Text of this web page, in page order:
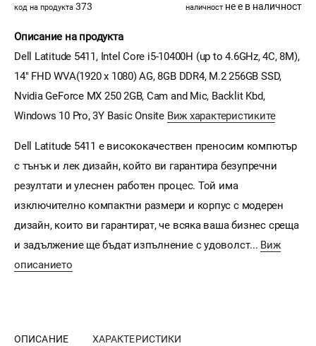
код на продукта 373 наличност не е в наличност
Описание на продукта
Dell Latitude 5411, Intel Core i5-10400H (up to 4.6GHz, 4C, 8M),
14" FHD WVA(1920 x 1080) AG, 8GB DDR4, M.2 256GB SSD,
Nvidia GeForce MX 250 2GB, Cam and Mic, Backlit Kbd,
Windows 10 Pro, 3Y Basic Onsite Виж характеристиките
Dell Latitude 5411 e висококачествен преносим компютър
с тънък и лек дизайн, който ви гарантира безупречни
резултати и улеснен работен процес. Той има
изключително компактни размери и корпус с модерен
дизайн, които ви гарантират, че всяка ваша бизнес среща
и задължение ще бъдат изпълнение с удоволст... Виж
описанието
ОПИСАНИЕ ХАРАКТЕРИСТИКИ